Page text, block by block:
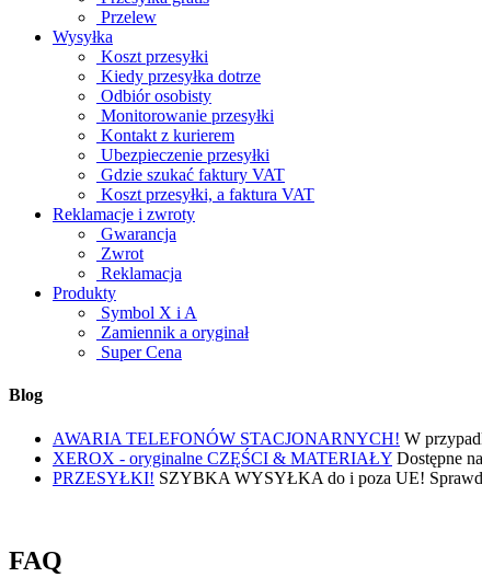
Przelew
Wysyłka
Koszt przesyłki
Kiedy przesyłka dotrze
Odbiór osobisty
Monitorowanie przesyłki
Kontakt z kurierem
Ubezpieczenie przesyłki
Gdzie szukać faktury VAT
Koszt przesyłki, a faktura VAT
Reklamacje i zwroty
Gwarancja
Zwrot
Reklamacja
Produkty
Symbol X i A
Zamiennik a oryginał
Super Cena
Blog
AWARIA TELEFONÓW STACJONARNYCH! W
XEROX - oryginalne CZĘŚCI & MATERIAŁY Dostępne
PRZESYŁKI! SZYBKA WYSYŁKA do i poza UE!
FAQ